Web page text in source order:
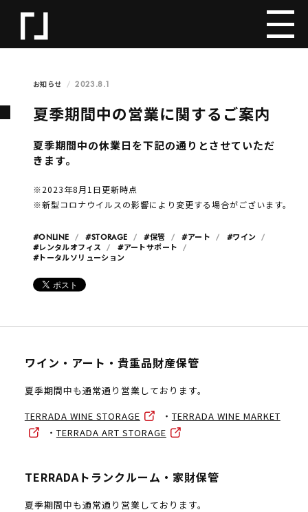
お知らせ 2023.8.1
夏季期間中の営業に関するご案内
夏季期間中の休業日を下記の通りとさせていただ
きます。
※2023年8月1日更新時点
※新型コロナウイルスの影響により変更する場合がございます。
#ONLINE #STORAGE #保管 #アート
#ワイン
#レンタルオフィス
#アートサポート
#トータルソリューション
ワイン・アート・貴重品財産保管
夏季期間中も通常通り営業しております。
TERRADA WINE STORAGE
・ TERRADA WINE MARKET
・ TERRADA ART STORAGE
TERRADAトランクルーム・家財保管
夏季期間中も通常通り営業しております。